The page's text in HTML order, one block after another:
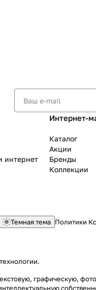
интернет
Интернет-
Каталог
Акции
Бренды
Коллекции
Темная тема Политики
.
графическую,